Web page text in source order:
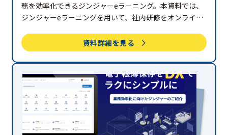
務を効率化できるジンジャーeラーニング。本資料では、
ジンジャーeラーニングを用いて、社内研修をオンライン
い。
資料詳細を見る